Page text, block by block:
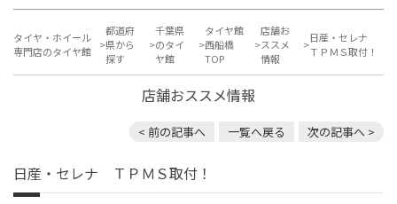
タイヤ・ホイール
専門店のタイヤ館
都道府
県から
探す
千葉県
のタイ
ヤ館
タイヤ館
西船橋
TOP
店舗お
ススメ
情報
日産・セレナ
ＴＰＭＳ取付！
店舗おススメ情報
< 前の記事へ 一覧へ戻る 次の記事へ >
日産・セレナ ＴＰＭＳ取付！